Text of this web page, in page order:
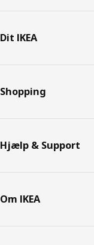
Dit IKEA
Shopping
Hjælp & Support
Om IKEA